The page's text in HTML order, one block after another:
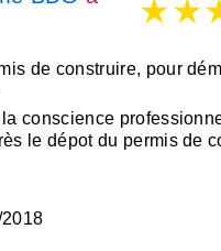
★★
de construire, pour
conscience
le dépot du permis de